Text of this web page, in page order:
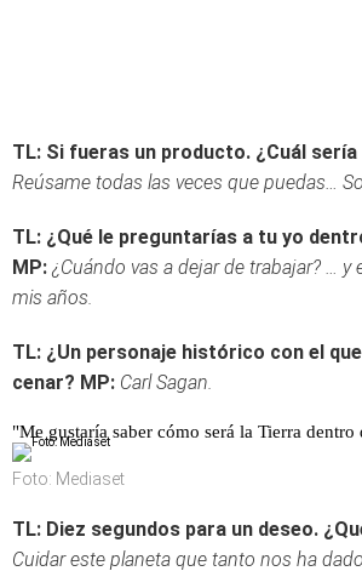
TL: Si fueras un producto. ¿Cuál
Reúsame todas las veces que puedas…
TL: ¿Qué le preguntarías a tu yo
MP: ¿Cuándo vas a dejar de trabajar? … y
mis años.
TL: ¿Un personaje histórico con el
cenar? MP: Carl Sagan.
"Me gustaría saber cómo será la Tierra dentro
Foto: Mediaset
TL: Diez segundos para un deseo.
Cuidar este planeta que tanto nos ha